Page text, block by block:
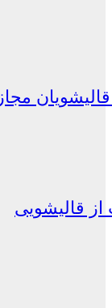
مجاز
قالیشویی